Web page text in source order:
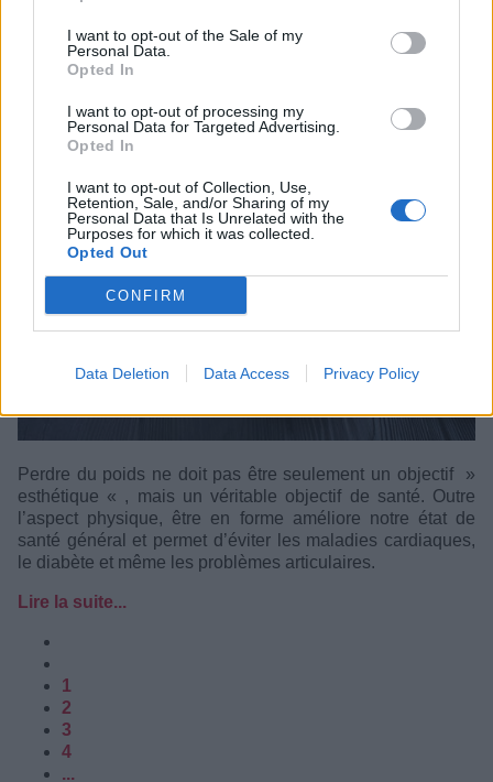
I want to opt-out of the Sale of my
Personal Data.
Opted In
I want to opt-out of processing my
Personal Data for Targeted Advertising.
Opted In
I want to opt-out of Collection, Use,
Retention, Sale, and/or Sharing of my
Personal Data that Is Unrelated with the
Purposes for which it was collected.
Opted Out
CONFIRM
Data Deletion Data Access Privacy Policy
Tisane à la pomme et à la cannelle
pour perdre 4 kilos par semaine
Catégorie :Maigrir
Perdre du poids ne doit pas être seulement un objectif »
esthétique « , mais un véritable objectif de santé. Outre
l’aspect physique, être en forme améliore notre état de
santé général et permet d’éviter les maladies cardiaques,
le diabète et même les problèmes articulaires.
Lire la suite...
1
2
3
4
...